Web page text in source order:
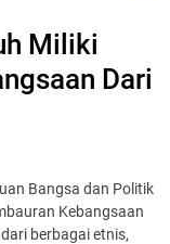
Miliki
Dari
Bangsa dan Politik
Kebangsaan
berbagai etnis,